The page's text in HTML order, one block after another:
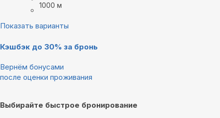
1000 м
Показать варианты
Кэшбэк до 30% за бронь
Вернём бонусами
после оценки проживания
Выбирайте быстрое бронирование